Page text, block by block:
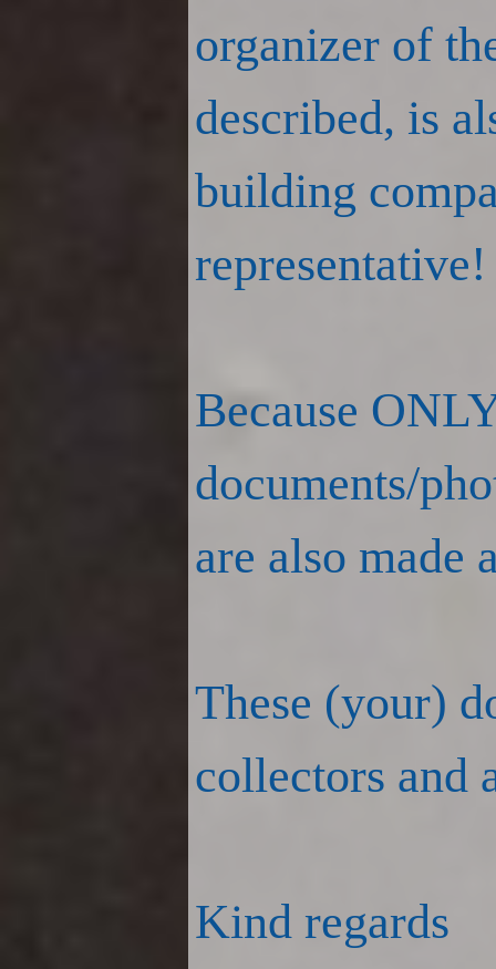
organizer of
described, is
building
representative!
Because
documents/
are also made
These (your)
collectors and
Kind regards